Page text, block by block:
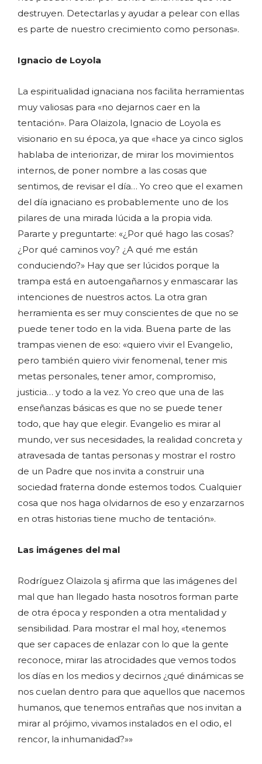
destruyen. Detectarlas y ayudar a pelear con ellas
es parte de nuestro crecimiento como personas».
Ignacio de Loyola
La espiritualidad ignaciana nos facilita herramientas
muy valiosas para «no dejarnos caer en la
tentación». Para Olaizola, Ignacio de Loyola es
visionario en su época, ya que «hace ya cinco siglos
hablaba de interiorizar, de mirar los movimientos
internos, de poner nombre a las cosas que
sentimos, de revisar el día… Yo creo que el examen
del día ignaciano es probablemente uno de los
pilares de una mirada lúcida a la propia vida.
Pararte y preguntarte: «¿Por qué hago las cosas?
¿Por qué caminos voy? ¿A qué me están
conduciendo?» Hay que ser lúcidos porque la
trampa está en autoengañarnos y enmascarar las
intenciones de nuestros actos. La otra gran
herramienta es ser muy conscientes de que no se
puede tener todo en la vida. Buena parte de las
trampas vienen de eso: «quiero vivir el Evangelio,
pero también quiero vivir fenomenal, tener mis
metas personales, tener amor, compromiso,
justicia… y todo a la vez. Yo creo que una de las
enseñanzas básicas es que no se puede tener
todo, que hay que elegir. Evangelio es mirar al
mundo, ver sus necesidades, la realidad concreta y
atravesada de tantas personas y mostrar el rostro
de un Padre que nos invita a construir una
sociedad fraterna donde estemos todos. Cualquier
cosa que nos haga olvidarnos de eso y enzarzarnos
en otras historias tiene mucho de tentación».
Las imágenes del mal
Rodríguez Olaizola sj afirma que las imágenes del
mal que han llegado hasta nosotros forman parte
de otra época y responden a otra mentalidad y
sensibilidad. Para mostrar el mal hoy, «tenemos
que ser capaces de enlazar con lo que la gente
reconoce, mirar las atrocidades que vemos todos
los días en los medios y decirnos ¿qué dinámicas se
nos cuelan dentro para que aquellos que nacemos
humanos, que tenemos entrañas que nos invitan a
mirar al prójimo, vivamos instalados en el odio, el
rencor, la inhumanidad?»»